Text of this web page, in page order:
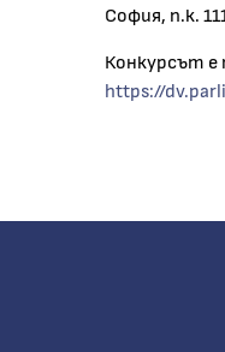
София, п.к.
Конкурсът е
https://